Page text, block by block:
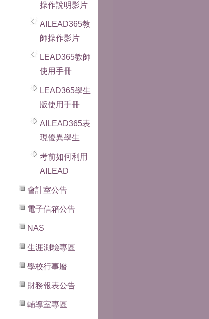
操作說明影片
AILEAD365教
師操作影片
LEAD365教師
使用手冊
LEAD365學生
版使用手冊
AILEAD365表
現優異學生
考前如何利用
AILEAD
會計室公告
電子信箱公告
NAS
生涯測驗專區
學校行事曆
財務報表公告
輔導室專區